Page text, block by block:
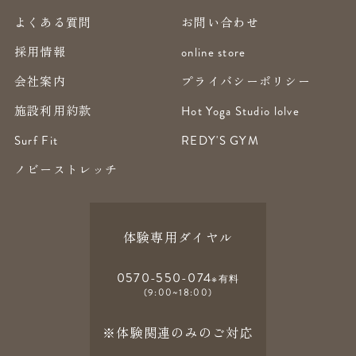
よくある質問
お問い合わせ
採用情報
online store
会社案内
プライバシーポリシー
施設利用約款
Hot Yoga Studio lolve
Surf Fit
REDY'S GYM
ノビーストレッチ
体験専用ダイヤル
0570-550-074※有料
(9:00~18:00)
※体験関連のみのご対応